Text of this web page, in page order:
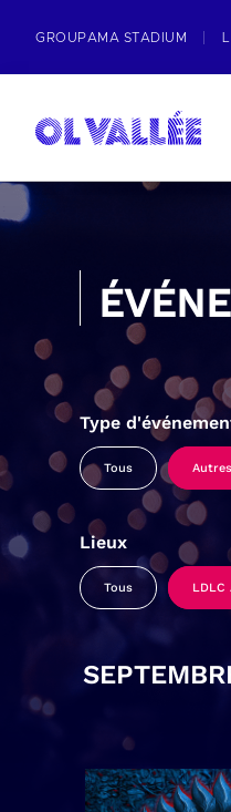
GROUPAMA STADIUM
Type
Tous
Lieux
Tous LDLC